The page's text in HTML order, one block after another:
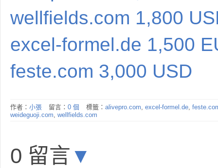
wellfields.com 1,800
excel-formel.de 1,500
feste.com 3,000 USD
作者： 小張 留言： 0 個 標籤： alivepro.com, excel-formel.de,
weideguoji.com, wellfields.com
0 留言 ▼